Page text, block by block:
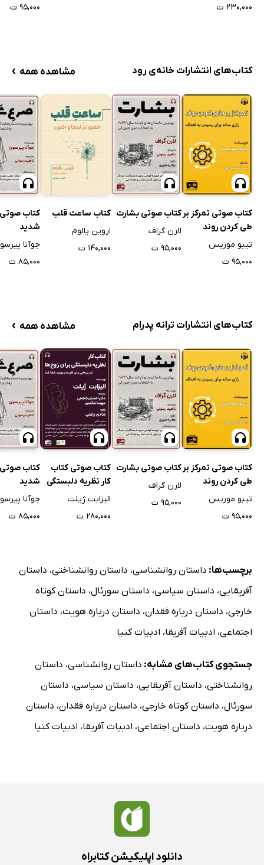
۲۳۰,۰۰۰ ت
۹۵,۰۰۰ ت
کتاب‌های انتشارات خانه‌ی رود مشاهده همه ›
کتاب صوتی تمرکز بر
طی کردن روند
تیبو موریس
۹۵,۰۰۰ ت
کتاب صوتی بشارت
لارن گراف
۹۵,۰۰۰ ت
کتاب ساعت قلب
اروین یالوم
۱۴۰,۰۰۰ ت
کتاب
شدید
جوآنا
۸۵,۰۰۰ ت
کتاب‌های انتشارات ترانه پدرام مشاهده همه ›
کتاب صوتی تمرکز بر
طی کردن روند
تیبو موریس
۹۵,۰۰۰ ت
کتاب صوتی بشارت
لارن گراف
۹۵,۰۰۰ ت
کتاب صوتی کتاب
کار نظریه دلبستگی
برای زوج‌ها
الیزابت ژیلت
۲۸۰,۰۰۰ ت
کتاب
شدید
جوآنا
۸۵,۰۰۰ ت
برچسب‌ها: داستان روانشناسی، داستان روانشناختی، داستان
آفریقایی، داستان سیاسی، داستان سورئال، داستان کوتاه
خارجی، داستان درباره فقدان، داستان درباره هویت، داستان
اجتماعی، ادبیات آفریقا، ادبیات کنیا
جستجوی کتاب‌های مشابه: داستان روانشناسی، داستان
روانشناختی، داستان آفریقایی، داستان سیاسی، داستان
سورئال، داستان کوتاه خارجی، داستان درباره فقدان، داستان
درباره هویت، داستان اجتماعی، ادبیات آفریقا، ادبیات کنیا
دانلود اپلیکیشن کتابراه